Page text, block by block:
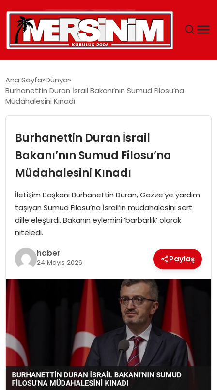
YAŞAM
EĞITIM
SPOR
EKONOMI
MAGAZIN
OTOMOBIL
Ana Sayfa Dünya
Burhanettin Duran İsrail Bakanı’nın Sumud Filosu’na
Müdahalesini Kınadı
Burhanettin Duran İsrail
Bakanı’nın Sumud Filosu’na
Müdahalesini Kınadı
İletişim Başkanı Burhanettin Duran, Gazze’ye yardım
taşıyan Sumud Filosu’na İsrail’in müdahalesini sert
dille eleştirdi. Bakanın eylemini ‘barbarlık’ olarak
niteledi.
haber
24 Mayıs 2026 Paylaş